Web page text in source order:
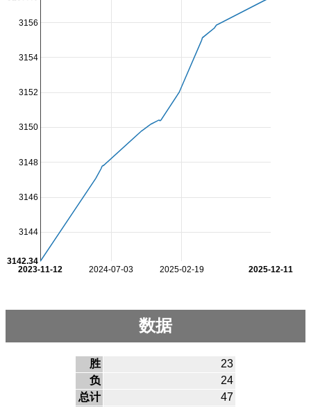
2024-07-03 2025-02-19
2023-11-12 2025-12-11
3144
3146
3148
3150
3152
3154
3156
3142.34
数据
胜
23
负
24
总计
47